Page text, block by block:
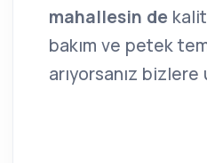
mahallesin de
bakım ve petek
arıyorsanız